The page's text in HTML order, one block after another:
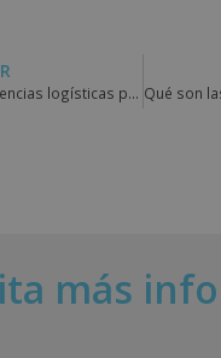
¿Qué tendencias logísticas para el 2023 nos esperan?
más